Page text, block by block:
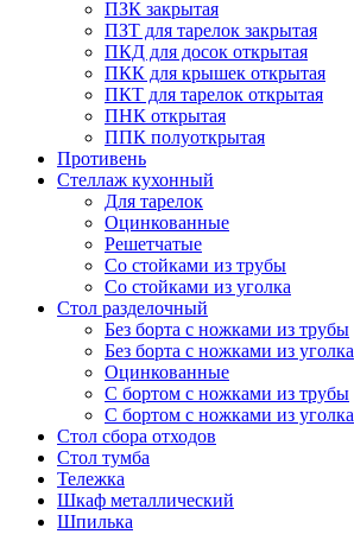
ПЗК закрытая
ПЗТ для тарелок закрытая
ПКД для досок открытая
ПКК для крышек открытая
ПКТ для тарелок открытая
ПНК открытая
ППК полуоткрытая
Противень
Стеллаж кухонный
Для тарелок
Оцинкованные
Решетчатые
Со стойками из трубы
Со стойками из уголка
Стол разделочный
Без борта с ножками из трубы
Без борта с ножками из уголка
Оцинкованные
С бортом с ножками из трубы
С бортом с ножками из уголка
Стол сбора отходов
Стол тумба
Тележка
Шкаф металлический
Шпилька